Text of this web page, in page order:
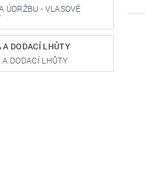
ÚDRŽBU - VLASOVÉ
A DODACÍ LHŮTY
A DODACÍ LHŮTY